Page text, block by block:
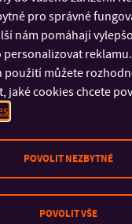
pro správné
nám pomáhají
použití můžete
jaké cookies chcete
POVOLIT NEZBYTNÉ
POVOLIT VŠE